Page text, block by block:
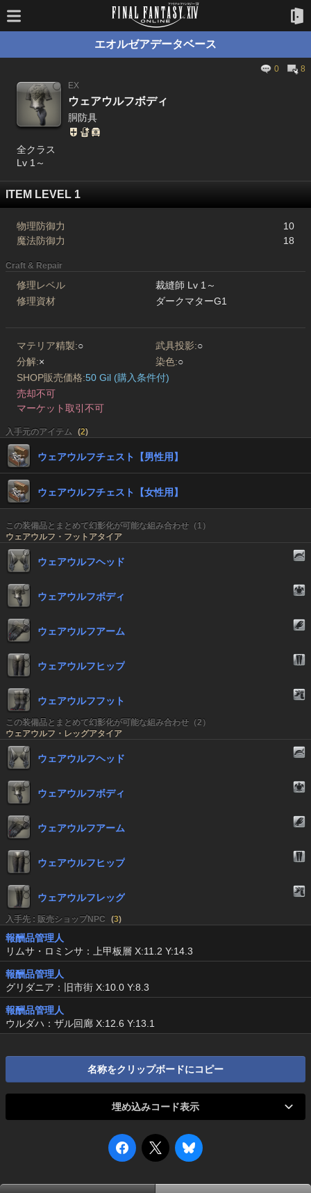
エオルゼアデータベース
0
8
EX
ウェアウルフボディ
胴防具
全クラス
Lv 1～
ITEM LEVEL 1
物理防御力
10
魔法防御力
18
Craft & Repair
修理レベル
裁縫師 Lv 1～
修理資材
ダークマターG1
マテリア精製:○ 武具投影:○
分解:× 染色:○
SHOP販売価格:50 Gil (購入条件付)
売却不可
マーケット取引不可
入手元のアイテム (2)
ウェアウルフチェスト【男性用】
ウェアウルフチェスト【女性用】
この装備品とまとめて幻影化が可能な組み合わせ（1）
ウェアウルフ・フットアタイア
ウェアウルフヘッド
ウェアウルフボディ
ウェアウルフアーム
ウェアウルフヒップ
ウェアウルフフット
この装備品とまとめて幻影化が可能な組み合わせ（2）
ウェアウルフ・レッグアタイア
ウェアウルフヘッド
ウェアウルフボディ
ウェアウルフアーム
ウェアウルフヒップ
ウェアウルフレッグ
入手先 : 販売ショップNPC (3)
報酬品管理人
リムサ・ロミンサ：上甲板層 X:11.2 Y:14.3
報酬品管理人
グリダニア：旧市街 X:10.0 Y:8.3
報酬品管理人
ウルダハ：ザル回廊 X:12.6 Y:13.1
名称をクリップボードにコピー
埋め込みコード表示